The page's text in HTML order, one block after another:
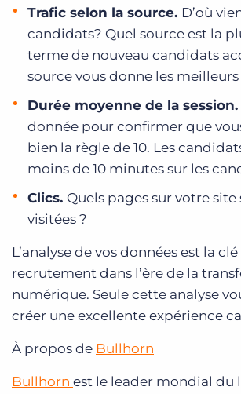
Trafic selon la source. D’où
candidats? Quel source est la
terme de nouveau candidats
source vous donne les
Durée moyenne de la session.
donnée pour confirmer que
bien la règle de 10. Les
moins de 10 minutes sur les
Clics. Quels pages sur votre site
visitées ?
L’analyse de vos données est la
recrutement dans l’ère de la
numérique. Seule cette analyse
créer une excellente expérience
À propos de Bullhorn
Bullhorn est le leader mondial du